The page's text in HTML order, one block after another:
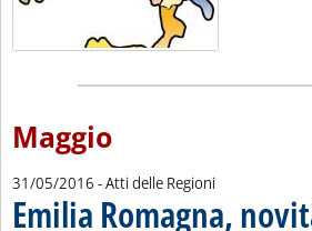
Maggio
31/05/2016 - Atti delle Regioni
Emilia Romagna,